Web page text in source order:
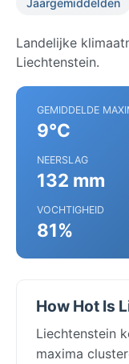
Landelijke
Liechtenstein.
GEMIDDELDE
9°C
NEERSLAG
132 mm
VOCHTIGHEID
81%
How Hot Is
Liechtenstein
maxima